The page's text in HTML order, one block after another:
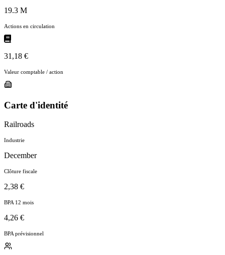
19.3 M
Actions en circulation
31,18 €
Valeur comptable / action
Carte d'identité
Railroads
Industrie
December
Clôture fiscale
2,38 €
BPA 12 mois
4,26 €
BPA prévisionnel